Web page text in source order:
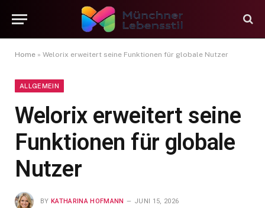
Home » Welorix erweitert seine Funktionen für globale Nutzer
ALLGEMEIN
Welorix erweitert seine
Funktionen für globale
Nutzer
BY KATHARINA HOFMANN JUNI 15, 2026